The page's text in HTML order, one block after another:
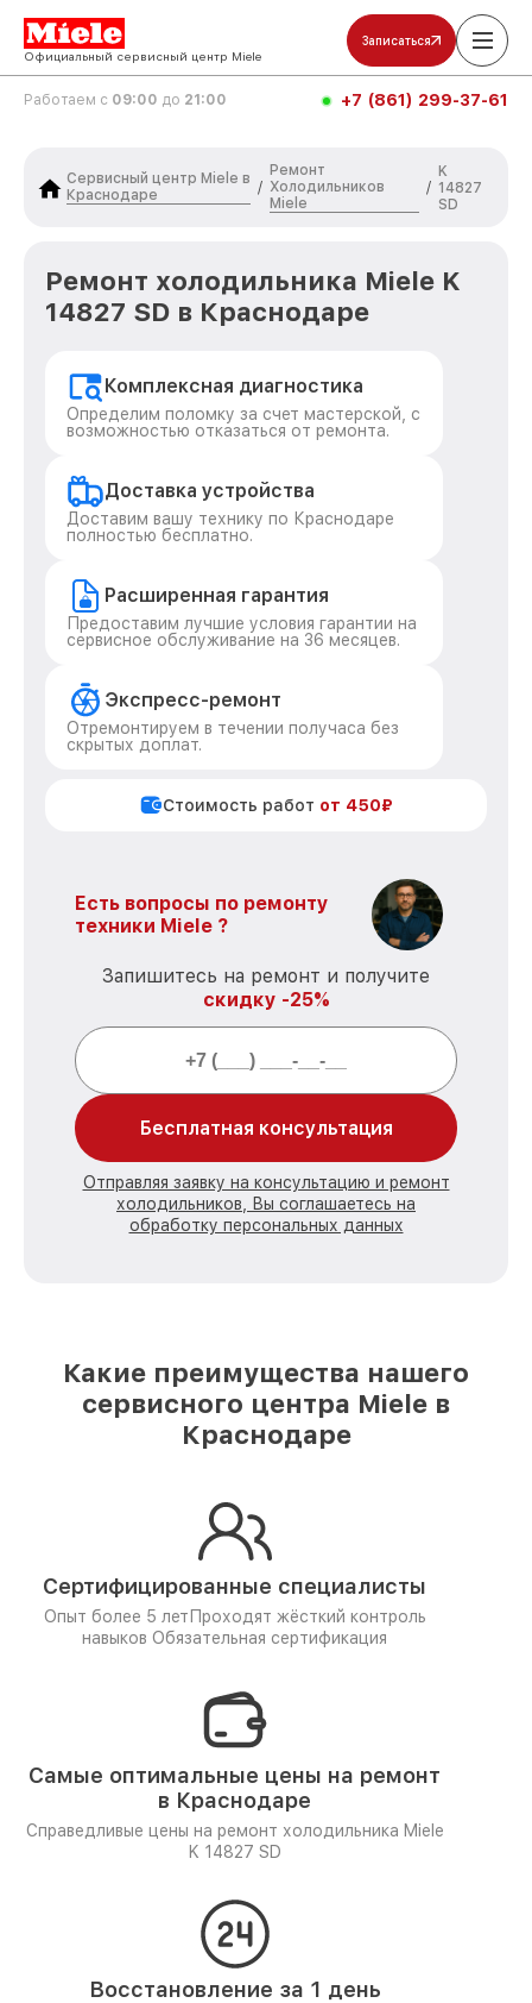
Официальный сервисный центр Miele
Записаться
Работаем с 09:00 до 21:00 +7 (861) 299-37-61
Сервисный центр Miele в
Краснодаре
/
Ремонт
Холодильников
Miele
/
K
14827
SD
Ремонт холодильника Miele K
14827 SD в Краснодаре
Комплексная диагностика
Определим поломку за счет мастерской, с
возможностью отказаться от ремонта.
Доставка устройства
Доставим вашу технику по Краснодаре
полностью бесплатно.
Расширенная гарантия
Предоставим лучшие условия гарантии на
сервисное обслуживание на 36 месяцев.
Экспресс-ремонт
Отремонтируем в течении получаса без
скрытых доплат.
Стоимость работ от 450₽
Есть вопросы по ремонту
техники Miele ?
Запишитесь на ремонт и получите
скидку -25%
Бесплатная консультация
Отправляя заявку на консультацию и ремонт
холодильников, Вы соглашаетесь на
обработку персональных данных
Какие преимущества нашего
сервисного центра Miele в
Краснодаре
Сертифицированные специалисты
Опыт более 5 лет Проходят жёсткий контроль
навыков Обязательная сертификация
Самые оптимальные цены на ремонт
в Краснодаре
Справедливые цены на ремонт холодильника Miele
K 14827 SD
Восстановление за 1 день